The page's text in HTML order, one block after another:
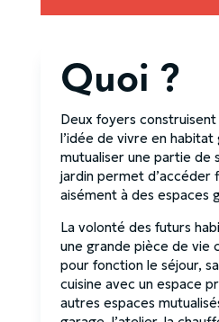
Quoi ?
Deux foyers
l’idée de vivre en habitat
mutualiser une partie de
jardin permet d’accéder
aisément à des espaces
La volonté des futurs
une grande pièce de vie
pour fonction le séjour,
cuisine avec un espace
autres espaces